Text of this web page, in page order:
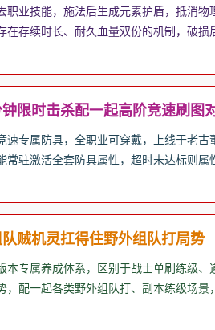
职业技能，施法后生成元素护盾，抵消
在存续时长、耐久血量双份的机制，破
限时击杀配一起高阶竞速刷图
速专属防具，全职业可穿戴，上线于老
常驻激活全套防具属性，超时未达标则
贼机灵扛得住野外组队打局势
本专属养成体系，区别于战士单刷练级
，配一起各类野外组队打、副本练级场